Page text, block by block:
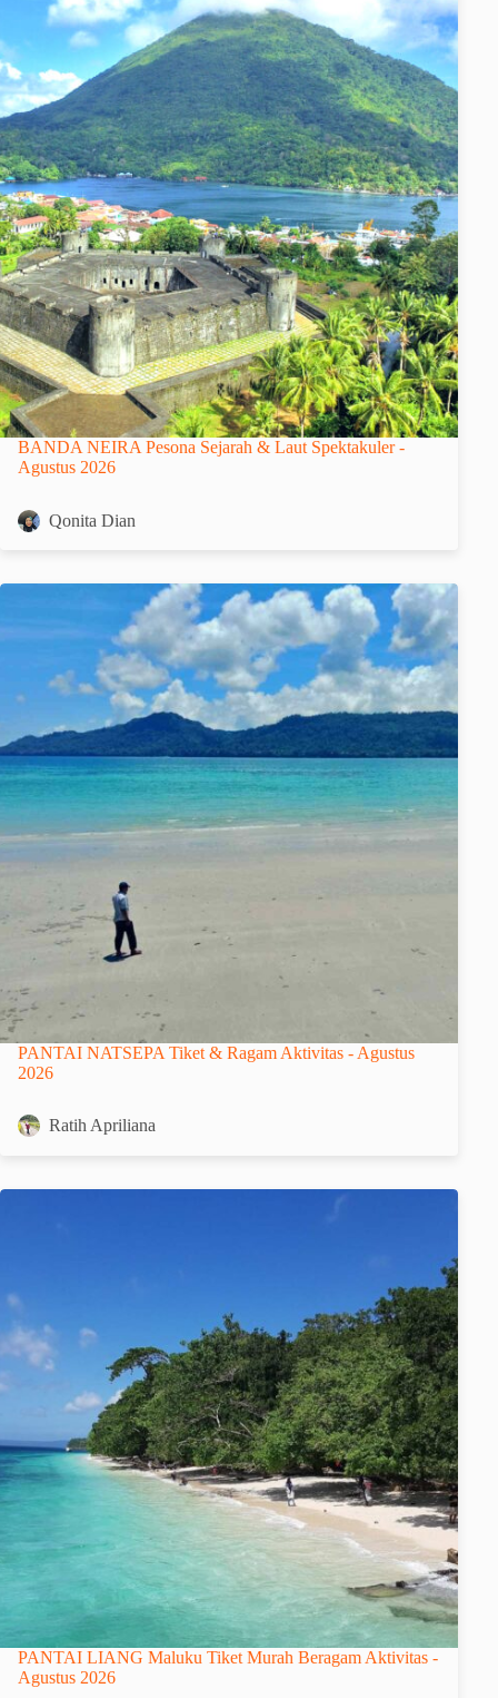
BANDA NEIRA Pesona Sejarah & Laut Spektakuler -
Agustus 2026
Qonita Dian
PANTAI NATSEPA Tiket & Ragam Aktivitas - Agustus
2026
Ratih Apriliana
PANTAI LIANG Maluku Tiket Murah Beragam Aktivitas -
Agustus 2026